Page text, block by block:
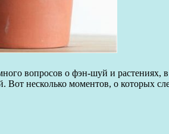
вопросов о фэн-шуй и растениях, в
несколько моментов, о которых